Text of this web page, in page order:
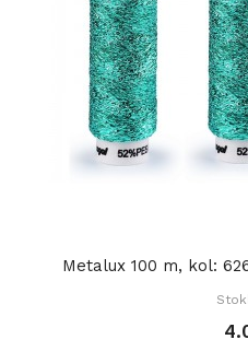
Metalux 100 m, kol: